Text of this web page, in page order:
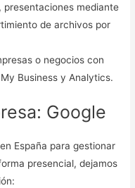
mediante
de archivos por
o negocios con
Business y Analytics.
Google
España para gestionar
presencial, dejamos